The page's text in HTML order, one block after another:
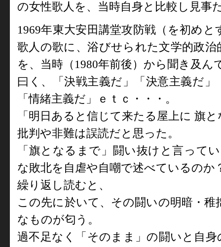
の女性歌人を、当時自身と比較し見事
1969年東大安田講堂攻防戦（を初め
歌人の歌に、浴びせられた文学的政
を、当時（1980年前後）から聞き及ん
曰く、「決戦主義だ」「決意主義だ
「情緒主義だ」ｅｔｃ・・・。
「明日あると信じて来たる屋上に 旗
批判や非難は誤読だと思った。
「旗となるまで」闘い抜けと言って
な敗北を自虐や自嘲で述べているのか
繰り返し読むと、
この先に於いて、その闘いの明暗・
なものが匂う。
過不足なく「そのまま」の闘いと自